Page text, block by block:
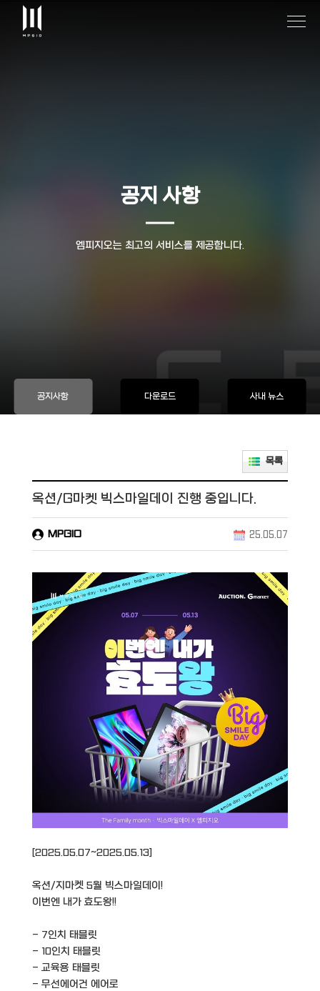
공지 사항
엠피지오는 최고의 서비스를 제공합니다.
공지사항 다운로드 사내 뉴스
목록
옥션/G마켓 빅스마일데이 진행 중입니다.
MPGIO 25.05.07
[2025.05.07~2025.05.13]
옥션/지마켓 5월 빅스마일데이!
이번엔 내가 효도왕!!
- 7인치 태블릿
- 10인치 태블릿
- 교육용 태블릿
- 무선에어건 에어로